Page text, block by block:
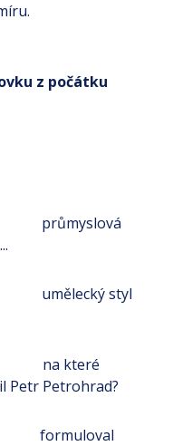
z počátku
styl
které
Petr Petrohrad?